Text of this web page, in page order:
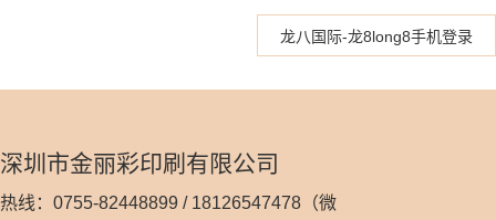
龙八国际-龙8long8手机登录
深圳市金丽彩印刷有限公司
热线：0755-82448899 / 18126547478（微